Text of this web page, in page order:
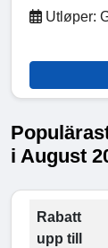
Utløper:
i August
Rabatt
upp till